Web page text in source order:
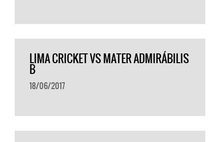
LIMA CRICKET VS MATER ADMIRÁBILIS
B
18/06/2017